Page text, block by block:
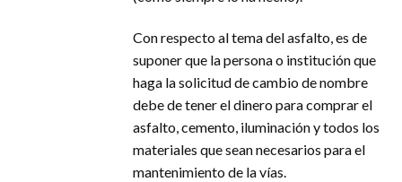
Con respecto al tema del asfalto, es de
suponer que la persona o institución que
haga la solicitud de cambio de nombre
debe de tener el dinero para comprar el
asfalto, cemento, iluminación y todos los
materiales que sean necesarios para el
mantenimiento de la vías.